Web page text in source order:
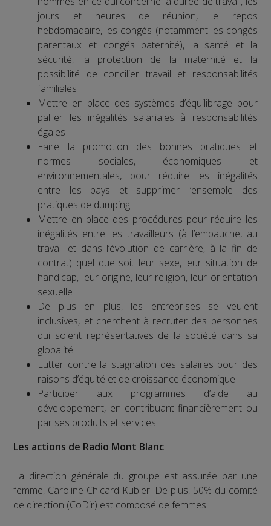
jours et heures de réunion, le repos
hebdomadaire, les congés (notamment les congés
parentaux et congés paternité), la santé et la
sécurité, la protection de la maternité et la
possibilité de concilier travail et responsabilités
familiales
Mettre en place des systèmes d’équilibrage pour
pallier les inégalités salariales à responsabilités
égales
Faire la promotion des bonnes pratiques et
normes sociales, économiques et
environnementales, pour réduire les inégalités
entre les pays et supprimer l’ensemble des
pratiques de dumping
Mettre en place des procédures pour réduire les
inégalités entre les travailleurs (à l’embauche, au
travail et dans l’évolution de carrière, à la fin de
contrat) quel que soit leur sexe, leur situation de
handicap, leur origine, leur religion, leur orientation
sexuelle
De plus en plus, les entreprises se veulent
inclusives, et cherchent à recruter des personnes
qui soient représentatives de la société dans sa
globalité
Lutter contre la stagnation des salaires pour des
raisons d’équité et de croissance économique
Participer aux programmes d’aide au
développement, en contribuant financièrement ou
par ses produits et services
Les actions de Radio Mont Blanc
La direction générale du groupe est assurée par une
femme, Caroline Chicard-Kubler. De plus, 50% du comité
de direction (CoDir) est composé de femmes.